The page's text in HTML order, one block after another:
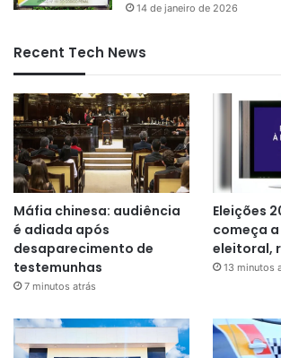
14 de janeiro de 2026
Recent Tech News
Máfia chinesa: audiência
é adiada após
desaparecimento de
testemunhas
7 minutos atrás
Eleições
começa
eleitoral,
13 minutos